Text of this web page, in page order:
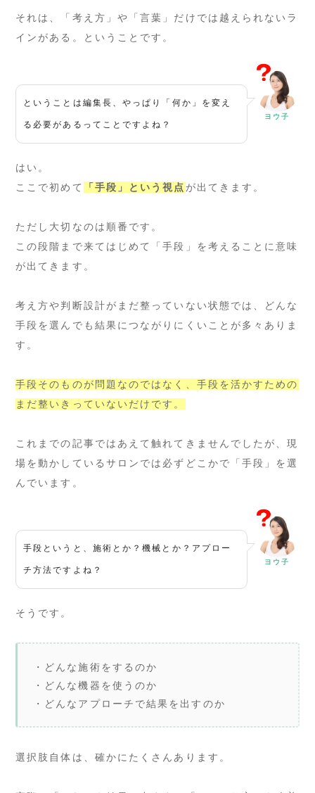
それは、「考え方」や「言葉」だけでは越えられないラ
インがある。ということです。
ということは編集長、やっぱり「何か」を変え
る必要があるってことですよね？
ヨウ子
はい。
ここで初めて
「手段」という視点 が出てきます。
ただし大切なのは順番です。
この段階まで来てはじめて「手段」を考えることに意味
が出てきます。
考え方や判断設計がまだ整っていない状態では、どんな
手段を選んでも結果につながりにくいことが多々ありま
す。
手段そのものが問題なのではなく、手段を活かすための
まだ整いきっていないだけです。
これまでの記事ではあえて触れてきませんでしたが、現
場を動かしているサロンでは必ずどこかで「手段」を選
んでいます。
手段というと、施術とか？機械とか？アプロー
チ方法ですよね？
ヨウ子
そうです。
・どんな施術をするのか
・どんな機器を使うのか
・どんなアプローチで結果を出すのか
選択肢自体は、確かにたくさんあります。